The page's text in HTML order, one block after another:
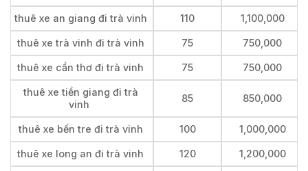
thuê xe an giang đi trà vinh 110 1,100,000
thuê xe trà vinh đi trà vinh 75 750,000
thuê xe cần thơ đi trà vinh 75 750,000
thuê xe tiền giang đi trà
vinh
85 850,000
thuê xe bến tre đi trà vinh 100 1,000,000
thuê xe long an đi trà vinh 120 1,200,000